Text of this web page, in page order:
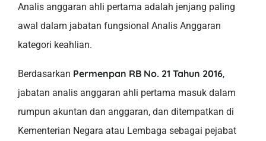
Analis anggaran ahli pertama adalah jenjang paling
awal dalam jabatan fungsional Analis Anggaran
kategori keahlian.
Berdasarkan Permenpan RB No. 21 Tahun 2016,
jabatan analis anggaran ahli pertama masuk dalam
rumpun akuntan dan anggaran, dan ditempatkan di
Kementerian Negara atau Lembaga sebagai pejabat